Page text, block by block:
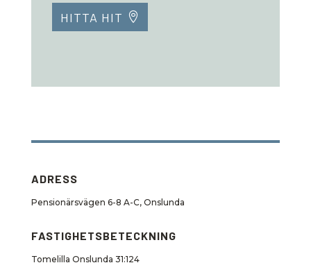
HITTA HIT
ADRESS
Pensionärsvägen 6-8 A-C, Onslunda
FASTIGHETSBETECKNING
Tomelilla Onslunda 31:124